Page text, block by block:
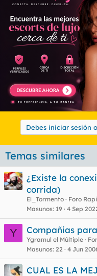
Debes iniciar sesión
Temas similares
¿Existe la
corrida)
El_Tormento
Foro
Masunos 19 4 Sep
Y Compañias
Ygramul el Múltiple
Masunos 22 4 Jun
CUAL ES LA